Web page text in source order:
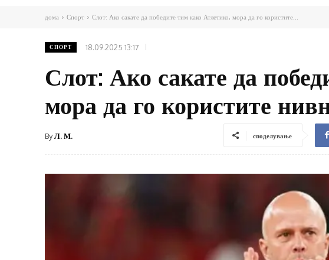
дома Спорт Слот: Ако сакате да победите тим како Атлетико, мора да го користите...
СПОРТ 18.09.2025 13:17
Слот: Ако сакате да
мора да го користите
ByЛ. М. споделување